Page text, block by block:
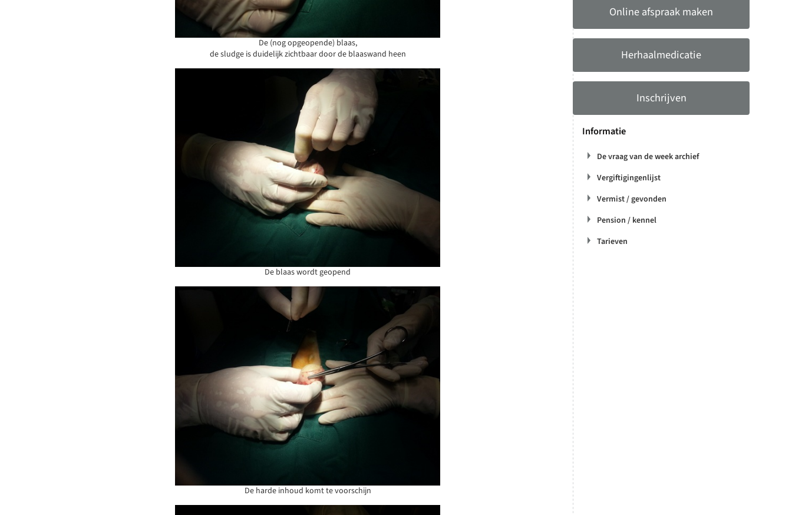
De (nog opgeopende) blaas,
de sludge is duidelijk zichtbaar door de blaaswand heen
De blaas wordt geopend
De harde inhoud komt te voorschijn
Online afspraak maken
Herhaalmedicatie
Inschrijven
Informatie
De vraag van de week archief
Vergiftigingenlijst
Vermist / gevonden
Pension / kennel
Tarieven